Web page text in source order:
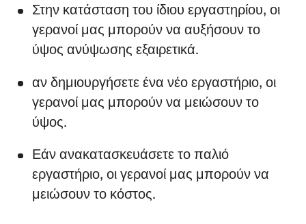
Στην κατάσταση του ίδιου εργαστηρίου, οι
γερανοί μας μπορούν να αυξήσουν το
ύψος ανύψωσης εξαιρετικά.
αν δημιουργήσετε ένα νέο εργαστήριο, οι
γερανοί μας μπορούν να μειώσουν το
ύψος.
Εάν ανακατασκευάσετε το παλιό
εργαστήριο, οι γερανοί μας μπορούν να
μειώσουν το κόστος.